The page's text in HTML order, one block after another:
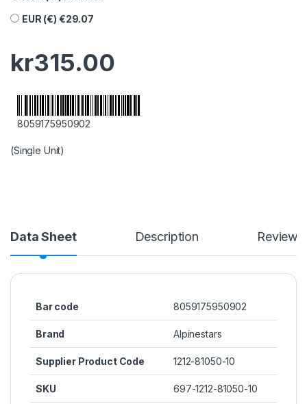
EUR (€) €29.07
kr315.00
8059175950902
(Single Unit)
Data Sheet Description Reviews
Bar code 8059175950902
Brand Alpinestars
Supplier Product Code 1212-81050-10
SKU 697-1212-81050-10